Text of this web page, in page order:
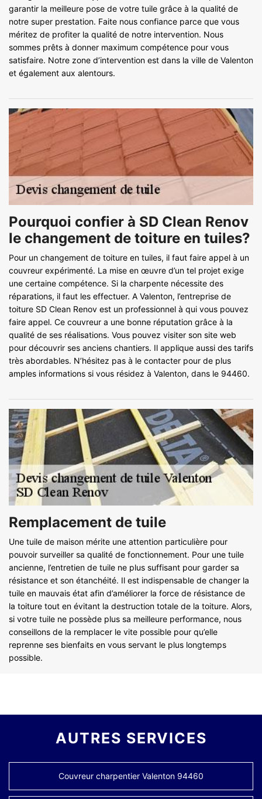
garantir la meilleure pose de votre tuile grâce à la qualité de
notre super prestation. Faite nous confiance parce que vous
méritez de profiter la qualité de notre intervention. Nous
sommes prêts à donner maximum compétence pour vous
satisfaire. Notre zone d’intervention est dans la ville de Valenton
et également aux alentours.
Pourquoi confier à SD Clean Renov
le changement de toiture en tuiles?
Pour un changement de toiture en tuiles, il faut faire appel à un
couvreur expérimenté. La mise en œuvre d’un tel projet exige
une certaine compétence. Si la charpente nécessite des
réparations, il faut les effectuer. A Valenton, l’entreprise de
toiture SD Clean Renov est un professionnel à qui vous pouvez
faire appel. Ce couvreur a une bonne réputation grâce à la
qualité de ses réalisations. Vous pouvez visiter son site web
pour découvrir ses anciens chantiers. Il applique aussi des tarifs
très abordables. N’hésitez pas à le contacter pour de plus
amples informations si vous résidez à Valenton, dans le 94460.
Remplacement de tuile
Une tuile de maison mérite une attention particulière pour
pouvoir surveiller sa qualité de fonctionnement. Pour une tuile
ancienne, l’entretien de tuile ne plus suffisant pour garder sa
résistance et son étanchéité. Il est indispensable de changer la
tuile en mauvais état afin d’améliorer la force de résistance de
la toiture tout en évitant la destruction totale de la toiture. Alors,
si votre tuile ne possède plus sa meilleure performance, nous
conseillons de la remplacer le vite possible pour qu’elle
reprenne ses bienfaits en vous servant le plus longtemps
possible.
AUTRES SERVICES
Couvreur charpentier Valenton 94460